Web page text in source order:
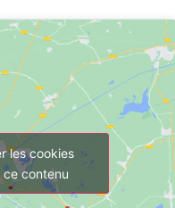
les cookies
contenu